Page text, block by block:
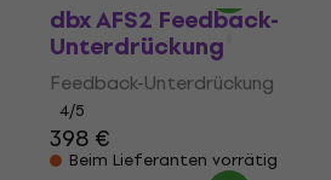
dbx AFS2 Feedback-
Unterdrückung
Feedback-Unterdrückung
4/5
398 €
Beim Lieferanten vorrätig